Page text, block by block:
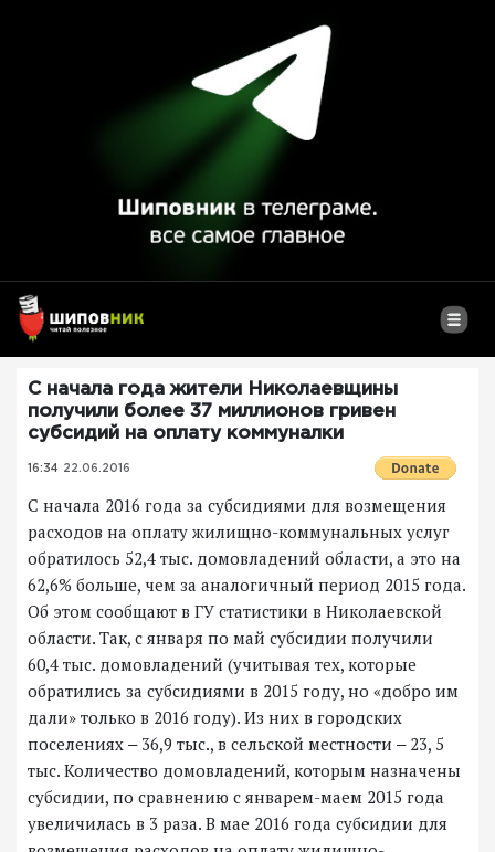
С начала года жители Николаевщины
получили более 37 миллионов гривен
субсидий на оплату коммуналки
16:34 22.06.2016
С начала 2016 года за субсидиями для возмещения
расходов на оплату жилищно-коммунальных услуг
обратилось 52,4 тыс. домовладений области, а это на
62,6% больше, чем за аналогичный период 2015 года.
Об этом сообщают в ГУ статистики в Николаевской
области. Так, с января по май субсидии получили
60,4 тыс. домовладений (учитывая тех, которые
обратились за субсидиями в 2015 году, но «добро им
дали» только в 2016 году). Из них в городских
поселениях ‒ 36,9 тыс., в сельской местности ‒ 23, 5
тыс. Количество домовладений, которым назначены
субсидии, по сравнению с январем-маем 2015 года
увеличилась в 3 раза. В мае 2016 года субсидии для